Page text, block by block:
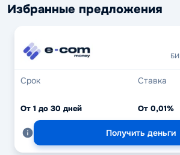
Избранные предложения
Срок
От 1 до 30 дней
Ставка
От 0,01%
Получить деньги